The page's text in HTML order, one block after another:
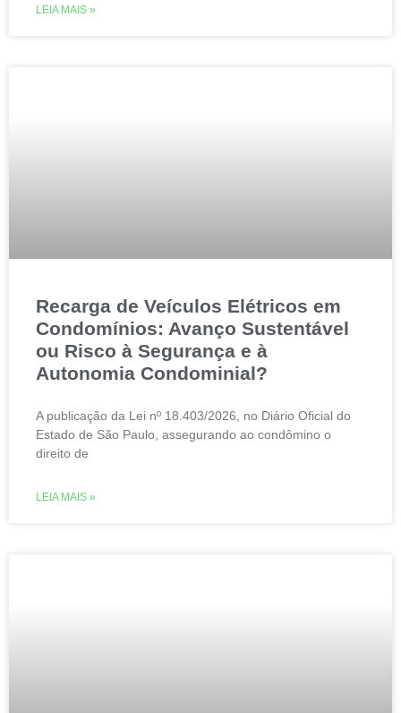
LEIA MAIS »
Recarga de Veículos Elétricos em
Condomínios: Avanço Sustentável
ou Risco à Segurança e à
Autonomia Condominial?
A publicação da Lei nº 18.403/2026, no Diário Oficial do
Estado de São Paulo, assegurando ao condômino o
direito de
LEIA MAIS »